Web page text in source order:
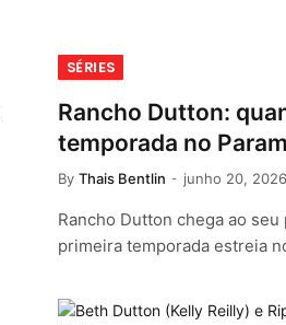
SÉRIES
Rancho Dutton:
temporada no
By Thais Bentlin junho 20, 2026
Rancho Dutton chega ao
primeira temporada estreia